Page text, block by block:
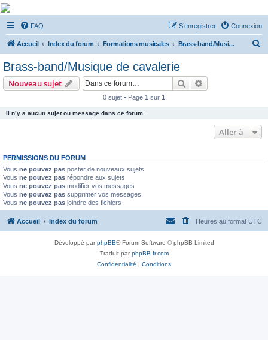
De Musicae Militari -
Forums
Forums de discussions
FAQ Connexion
S’enregistrer
Accueil Index du forum Formations musicales Brass-band/Musique de cavalerie
Brass-band/Musique de cavalerie
Nouveau sujet Rechercher
0 sujet • Page 1 sur 1
Il n’y a aucun sujet ou message dans ce forum.
Aller à
PERMISSIONS DU FORUM
Vous ne pouvez pas poster de nouveaux sujets
Vous ne pouvez pas répondre aux sujets
Vous ne pouvez pas modifier vos messages
Vous ne pouvez pas supprimer vos messages
Vous ne pouvez pas joindre des fichiers
Accueil Index du forum Heures au format UTC
Développé parphpBB® Forum Software © phpBB Limited
Traduit parphpBB-fr.com
Confidentialité | Conditions